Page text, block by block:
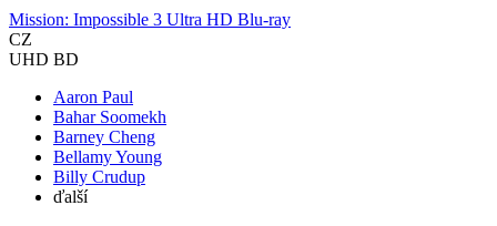
Mission: Impossible 3 Ultra HD Blu-ray
CZ
UHD BD
Aaron Paul
Bahar Soomekh
Barney Cheng
Bellamy Young
Billy Crudup
ďalší